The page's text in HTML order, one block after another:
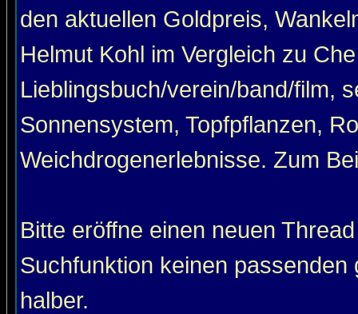
den aktuellen Goldpreis,
Helmut Kohl im Vergleich zu
Lieblingsbuch/verein/band/film,
Sonnensystem, Topfpflanzen,
Weichdrogenerlebnisse. Zum
Bitte eröffne einen neuen
Suchfunktion keinen
halber.